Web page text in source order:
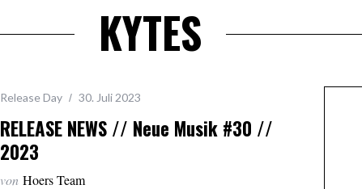
KYTES
Release Day 30. Juli 2023
RELEASE NEWS // Neue Musik #30 //
2023
von Hoers Team